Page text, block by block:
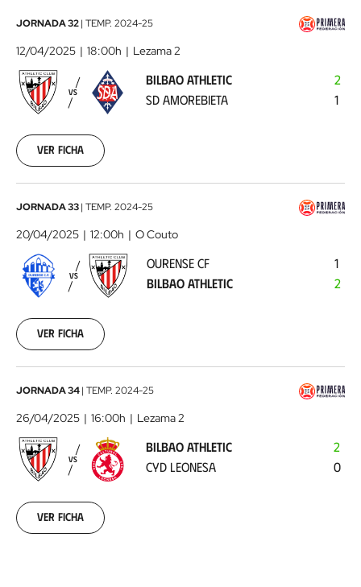
Bilbao
Athletic
-
SD
Amorebieta 2025-
12
JORNADA 32| TEMP. 2024-25
12/04/2025 18:00h Lezama 2
VS
BILBAO ATHLETIC
SD AMOREBIETA
2
1
Ver ficha
Ourense
CF
Bilbao
Athletic 2025-
20
JORNADA 33| TEMP. 2024-25
20/04/2025 12:00h O Couto
VS
OURENSE CF
BILBAO ATHLETIC
1
2
Ver ficha
Bilbao
Athletic
-
CyD
Leonesa 2025-
26
JORNADA 34| TEMP. 2024-25
26/04/2025 16:00h Lezama 2
VS
BILBAO ATHLETIC
CYD LEONESA
2
0
Ver ficha